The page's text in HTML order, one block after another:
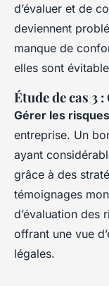
d’évaluer et de
deviennent
manque de
elles sont
Étude de cas 3
Gérer les
entreprise. Un
ayant
grâce à des
témoignages
d’évaluation des
offrant une vue
légales.